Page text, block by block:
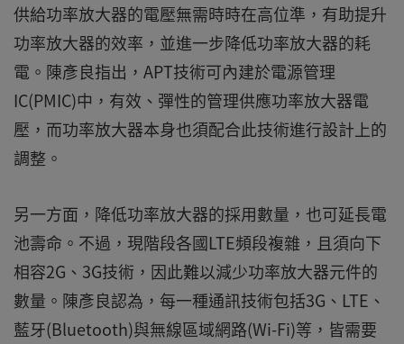
供給功率放大器的電壓無需時時在高位準，有助提升
功率放大器的效率，並進一步降低功率放大器的耗
電。陳彥良指出，APT技術可內建於電源管理
IC(PMIC)中，有效、彈性的管理供應功率放大器電
壓，而功率放大器本身也須配合此技術進行設計上的
調整。
另一方面，降低功率放大器的採用數量，也可延長電
池壽命。不過，現階段各國LTE頻段複雜，且須向下
相容2G、3G技術，因此難以減少功率放大器元件的
數量。陳彥良認為，每一種通訊技術包括3G、LTE、
藍牙(Bluetooth)與無線區域網路(Wi-Fi)等，皆需要